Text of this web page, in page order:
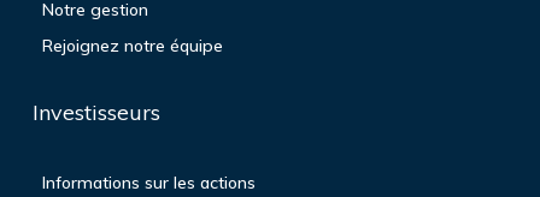
Notre gestion
Rejoignez notre équipe
Investisseurs
Informations sur les actions